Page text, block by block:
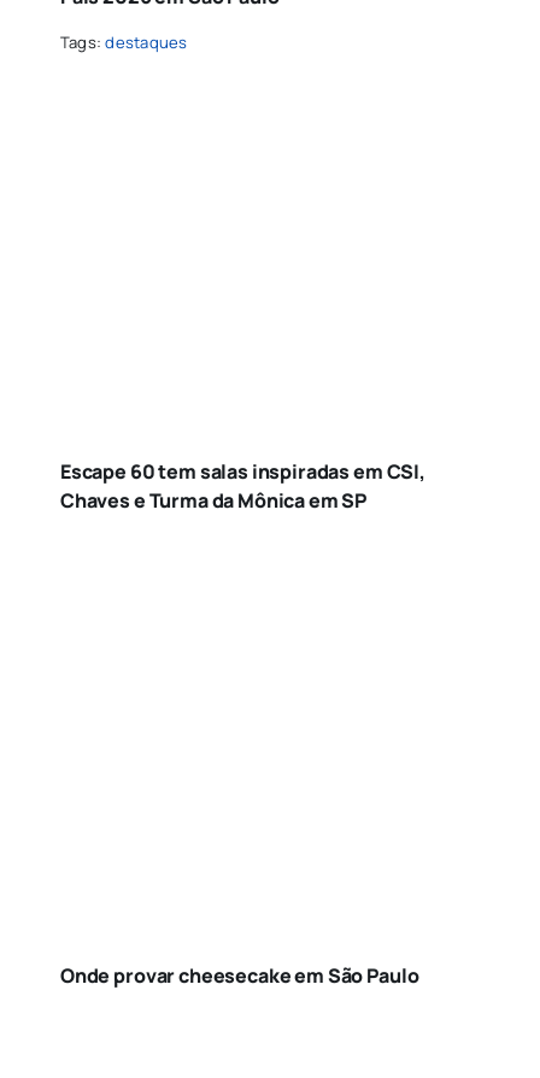
Tags:destaques
Escape 60 tem salas inspiradas em CSI,
Chaves e Turma da Mônica em SP
Onde provar cheesecake em São Paulo